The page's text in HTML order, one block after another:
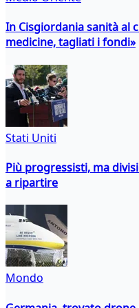
In Cisgiordania sanità al
medicine, tagliati i fondi»
Stati Uniti
Più progressisti, ma
a ripartire
Mondo